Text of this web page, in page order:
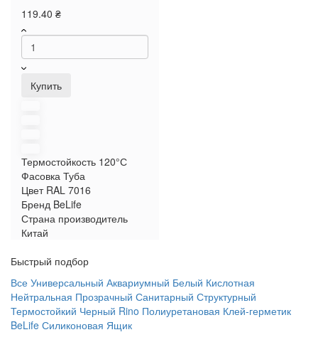
119.40 ₴
Купить
Термостойкость 120°С
Фасовка Туба
Цвет RAL 7016
Бренд BeLife
Страна производитель
Китай
Быстрый подбор
Все Универсальный Аквариумный Белый Кислотная
Нейтральная Прозрачный Санитарный Структурный
Термостойкий Черный Rino Полиуретановая Клей-герметик
BeLife Силиконовая Ящик